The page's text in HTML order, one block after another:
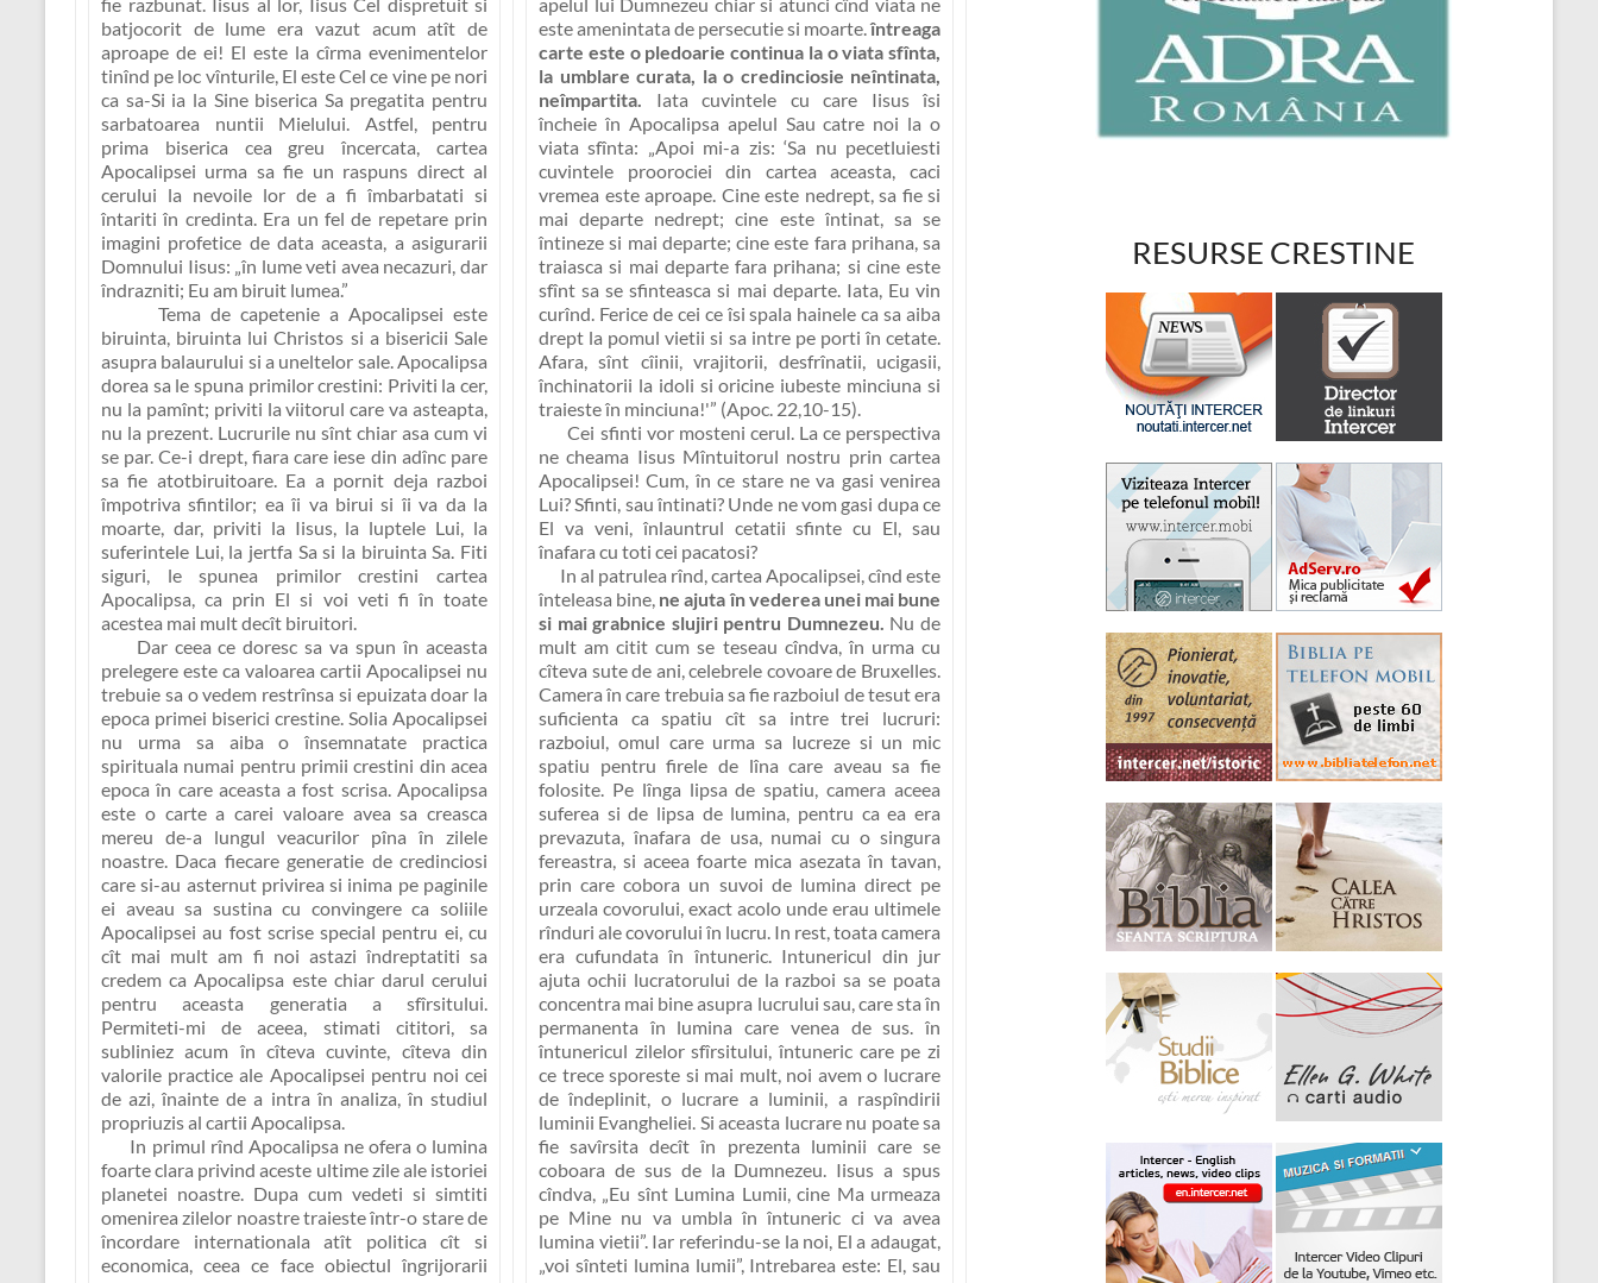
batjocorit de lume era vazut acum atît de
aproape de ei! El este la cîrma evenimentelor
tinînd pe loc vînturile, El este Cel ce vine pe nori
ca sa-Si ia la Sine biserica Sa pregatita pentru
sarbatoarea nuntii Mielului. Astfel, pentru
prima biserica cea greu încercata, cartea
Apocalipsei urma sa fie un raspuns direct al
cerului la nevoile lor de a fi îmbarbatati si
întariti în credinta.Era un fel de repetare prin
imagini profetice de data aceasta, a asigurarii
Domnului Iisus: „în lume veti avea necazuri, dar
îndrazniti; Eu am biruit lumea.”
Tema de capetenie a Apocalipsei este
biruinta, biruinta lui Christos si a bisericii Sale
asupra balaurului si a uneltelor sale. Apocalipsa
dorea sa le spuna primilor crestini: Priviti la cer,
nu la pamînt; priviti la viitorul care va asteapta,
nu la prezent. Lucrurile nu sînt chiar asa cum vi
se par. Ce-i drept, fiara care iese din adînc pare
sa fie atotbiruitoare. Ea a pornit deja razboi
împotriva sfintilor; ea îi va birui si îi va da la
moarte, dar, priviti la Iisus, la luptele Lui, la
suferintele Lui, la jertfa Sa si la biruinta Sa. Fiti
siguri, le spunea primilor crestini cartea
Apocalipsa, ca prin El si voi veti fi în toate
acestea mai mult decît biruitori.
Dar ceea ce doresc sa va spun în aceasta
prelegere este ca valoarea cartii Apocalipsei nu
trebuie sa o vedem restrînsa si epuizata doar la
epoca primei biserici crestine. Solia Apocalipsei
nu urma sa aiba o însemnatate practica
spirituala numai pentru primii crestini din acea
epoca în care aceasta a fost scrisa. Apocalipsa
este o carte a carei valoare avea sa creasca
mereu de-a lungul veacurilor pîna în zilele
noastre. Daca fiecare generatie de credinciosi
care si-au asternut privirea si inima pe paginile
ei aveau sa sustina cu convingere ca soliile
Apocalipsei au fost scrise special pentru ei, cu
cît mai mult am fi noi astazi îndreptatiti sa
credem ca Apocalipsa este chiar darul cerului
pentru aceasta generatia a sfîrsitului.
Permiteti-mi de aceea, stimati cititori, sa
subliniez acum în cîteva cuvinte, cîteva din
valorile practice ale Apocalipsei pentru noi cei
de azi, înainte de a intra în analiza, în studiul
propriuzis al cartii Apocalipsa.
In primul rînd Apocalipsa ne ofera o lumina
foarte clara privind aceste ultime zile ale istoriei
planetei noastre. Dupa cum vedeti si simtiti
omenirea zilelor noastre traieste într-o stare de
încordare internationala atît politica cît si
economica, ceea ce face obiectul îngrijorarii
este amenintata de persecutie si moarte.întreaga
carte este o pledoarie continua la o viata sfînta,
la umblare curata, la o credinciosie neîntinata,
neîmpartita. Iata cuvintele cu care Iisus îsi
încheie în Apocalipsa apelul Sau catre noi la o
viata sfînta: „Apoi mi-a zis: ‘Sa nu pecetluiesti
cuvintele proorociei din cartea aceasta, caci
vremea este aproape. Cine este nedrept, sa fie si
mai departe nedrept; cine este întinat, sa se
întineze si mai departe; cine este fara prihana, sa
traiasca si mai departe fara prihana; si cine este
sfînt sa se sfinteasca si mai departe. Iata, Eu vin
curînd. Ferice de cei ce îsi spala hainele ca sa aiba
drept la pomul vietii si sa intre pe porti în cetate.
Afara, sînt cîinii, vrajitorii, desfrînatii, ucigasii,
închinatorii la idoli si oricine iubeste minciuna si
traieste în minciuna!'” (Apoc. 22,10-15).
Cei sfinti vor mosteni cerul. La ce perspectiva
ne cheama Iisus Mîntuitorul nostru prin cartea
Apocalipsei! Cum, în ce stare ne va gasi venirea
Lui? Sfinti, sau întinati? Unde ne vom gasi dupa ce
El va veni, înlauntrul cetatii sfinte cu El, sau
înafara cu toti cei pacatosi?
In al patrulea rînd, cartea Apocalipsei, cînd este
înteleasa bine, ne ajuta în vederea unei mai bune
si mai grabnice slujiri pentru Dumnezeu. Nu de
mult am citit cum se teseau cîndva, în urma cu
cîteva sute de ani, celebrele covoare de Bruxelles.
Camera în care trebuia sa fie razboiul de tesut era
suficienta ca spatiu cît sa intre trei lucruri:
razboiul, omul care urma sa lucreze si un mic
spatiu pentru firele de lîna care aveau sa fie
folosite. Pe lînga lipsa de spatiu, camera aceea
suferea si de lipsa de lumina, pentru ca ea era
prevazuta, înafara de usa, numai cu o singura
fereastra, si aceea foarte mica asezata în tavan,
prin care cobora un suvoi de lumina direct pe
urzeala covorului, exact acolo unde erau ultimele
rînduri ale covorului în lucru. In rest, toata camera
era cufundata în întuneric. Intunericul din jur
ajuta ochii lucratorului de la razboi sa se poata
concentra mai bine asupra lucrului sau, care sta în
permanenta în lumina care venea de sus. în
întunericul zilelor sfîrsitului, întuneric care pe zi
ce trece sporeste si mai mult, noi avem o lucrare
de îndeplinit, o lucrare a luminii, a raspîndirii
luminii Evangheliei. Si aceasta lucrare nu poate sa
fie savîrsita decît în prezenta luminii care se
coboara de sus de la Dumnezeu. Iisus a spus
cîndva, „Eu sînt Lumina Lumii, cine Ma urmeaza
pe Mine nu va umbla în întuneric ci va avea
lumina vietii”. Iar referindu-se la noi, El a adaugat,
„voi sînteti lumina lumii”, Intrebarea este: El, sau
RESURSE CRESTINE